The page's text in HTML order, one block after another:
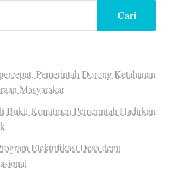
Cari
Pemerintah Dorong Ketahanan
Masyarakat
Bukti Komitmen Pemerintah Hadirkan
Elektrifikasi Desa demi